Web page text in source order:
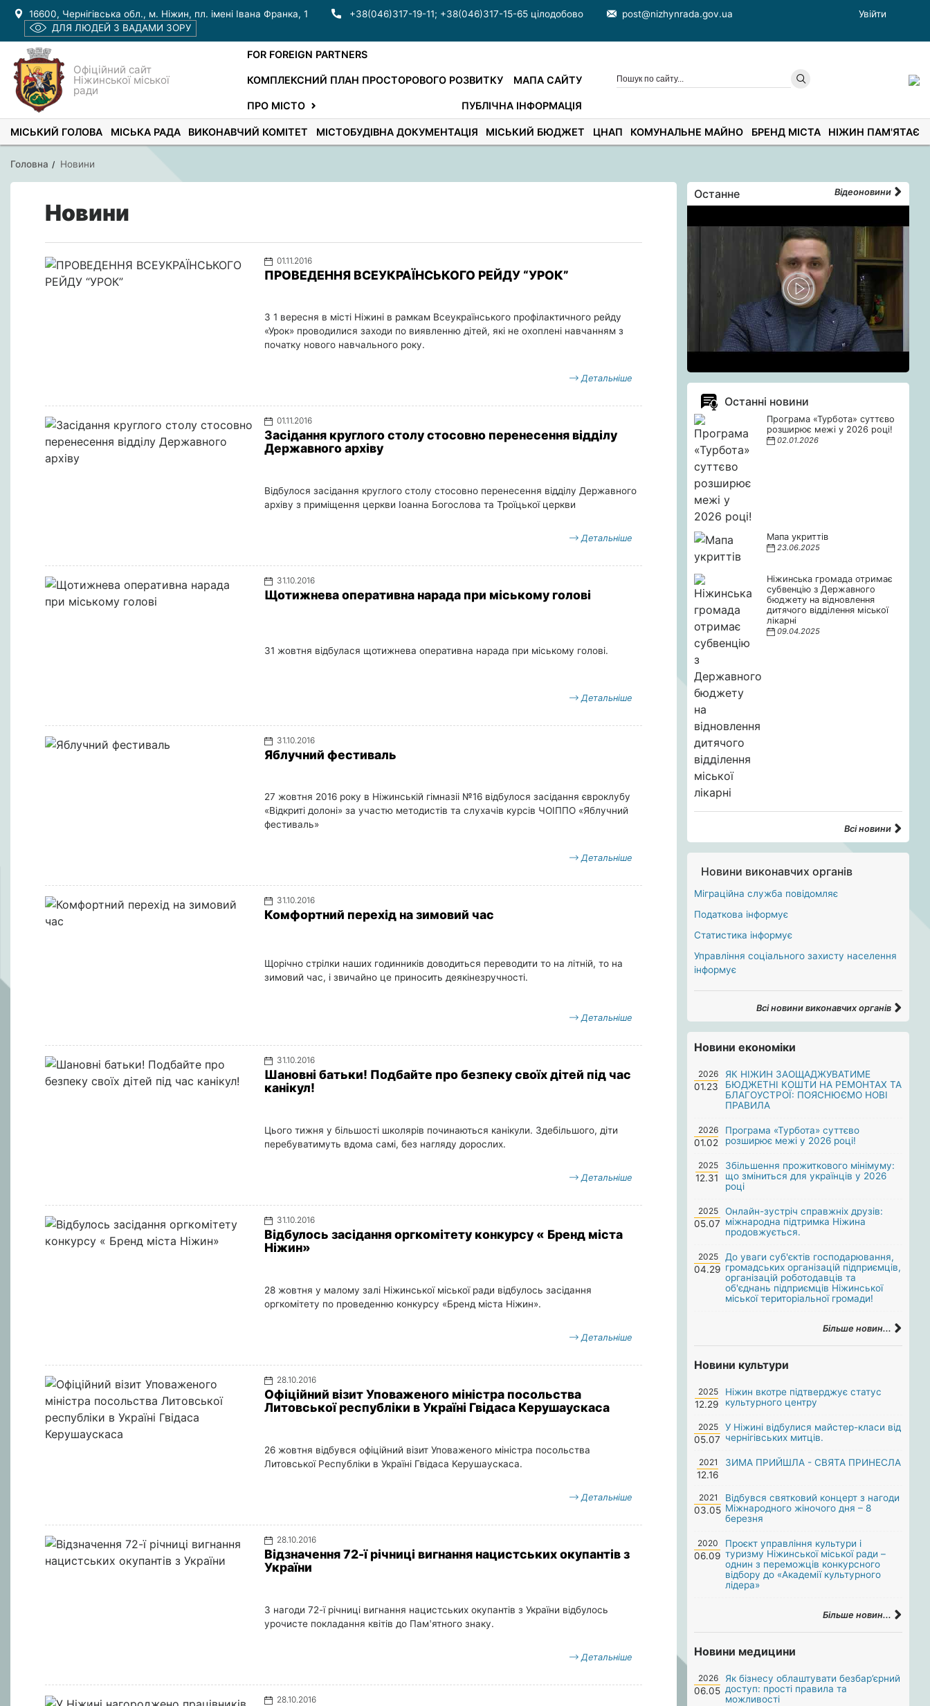
16600, Чернігівська обл., м. Ніжин, пл. імені Івана Франка, 1 +38(046)317-19-11; +38(046)317-15-65 цілодобово post@nizhynrada.gov.ua
Увійти
ДЛЯ ЛЮДЕЙ З ВАДАМИ ЗОРУ
Офіційний сайт
Ніжинської міської
ради
FOR FOREIGN PARTNERS
КОМПЛЕКСНИЙ ПЛАН ПРОСТОРОВОГО РОЗВИТКУ МАПА САЙТУ
ПРО МІСТО ПУБЛІЧНА ІНФОРМАЦІЯ
МІСЬКИЙ ГОЛОВА МІСЬКА РАДА ВИКОНАВЧИЙ КОМІТЕТ МІСТОБУДІВНА ДОКУМЕНТАЦІЯ МІСЬКИЙ БЮДЖЕТ ЦНАП КОМУНАЛЬНЕ МАЙНО БРЕНД МІСТА НІЖИН ПАМ'ЯТАЄ
Головна Новини
Новини
01.11.2016
ПРОВЕДЕННЯ ВСЕУКРАЇНСЬКОГО РЕЙДУ “УРОК”
З 1 вересня в місті Ніжині в рамкам Всеукраїнського профілактичного рейду
«Урок» проводилися заходи по виявленню дітей, які не охоплені навчанням з
початку нового навчального року.
Детальніше
01.11.2016
Засідання круглого столу стосовно перенесення відділу
Державного архіву
Відбулося засідання круглого столу стосовно перенесення відділу Державного
архіву з приміщення церкви Іоанна Богослова та Троїцької церкви
Детальніше
31.10.2016
Щотижнева оперативна нарада при міському голові
31 жовтня відбулася щотижнева оперативна нарада при міському голові.
Детальніше
31.10.2016
Яблучний фестиваль
27 жовтня 2016 року в Ніжинській гімназіі №16 відбулося засідання євроклубу
«Відкриті долоні» за участю методистів та слухачів курсів ЧОІППО «Яблучний
фестиваль»
Детальніше
31.10.2016
Комфортний перехід на зимовий час
Щорічно стрілки наших годинників доводиться переводити то на літній, то на
зимовий час, і звичайно це приносить деякінезручності.
Детальніше
31.10.2016
Шановні батьки! Подбайте про безпеку своїх дітей під час
канікул!
Цього тижня у більшості школярів починаються канікули. Здебільшого, діти
перебуватимуть вдома самі, без нагляду дорослих.
Детальніше
31.10.2016
Відбулось засідання оргкомітету конкурсу « Бренд міста
Ніжин»
28 жовтня у малому залі Ніжинської міської ради відбулось засідання
оргкомітету по проведенню конкурсу «Бренд міста Ніжин».
Детальніше
28.10.2016
Офіційний візит Уповаженого міністра посольства
Литовської республіки в Україні Гвідаса Керушаускаса
26 жовтня відбувся офіційний візит Уповаженого міністра посольства
Литовської Республіки в Україні Гвідаса Керушаускаса.
Детальніше
28.10.2016
Відзначення 72-ї річниці вигнання нацистських окупантів з
України
З нагоди 72-ї річниці вигнання нацистських окупантів з України відбулось
урочисте покладання квітів до Памʹятного знаку.
Детальніше
28.10.2016
Останне Відеоновини
Останні новини
Програма «Турбота» суттєво
розширює межі у 2026 році!
02.01.2026
Мапа укриттів
23.06.2025
Ніжинська громада отримає
субвенцію з Державного
бюджету на відновлення
дитячого відділення міської
лікарні
09.04.2025
Всі новини
Новини виконавчих органів
Міграційна служба повідомляє
Податкова інформує
Статистика інформує
Управління соціального захисту населення
інформує
Всі новини виконавчих органів
Новини економіки
2026
01.23
ЯК НІЖИН ЗАОЩАДЖУВАТИМЕ
БЮДЖЕТНІ КОШТИ НА РЕМОНТАХ ТА
БЛАГОУСТРОЇ: ПОЯСНЮЄМО НОВІ
ПРАВИЛА
2026
01.02
Програма «Турбота» суттєво
розширює межі у 2026 році!
2025
12.31
Збільшення прожиткового мінімуму:
що зміниться для українців у 2026
році
2025
05.07
Онлайн-зустріч справжніх друзів:
міжнародна підтримка Ніжина
продовжується.
2025
04.29
До уваги суб'єктів господарювання,
громадських організацій підприємців,
організацій роботодавців та
об'єднань підприємців Ніжинської
міської територіальної громади!
Більше новин...
Новини культури
2025
12.29
Ніжин вкотре підтверджує статус
культурного центру
2025
05.07
У Ніжині відбулися майстер-класи від
чернігівських митців.
2021
12.16
ЗИМА ПРИЙШЛА - СВЯТА ПРИНЕСЛА
2021
03.05
Відбувся святковий концерт з нагоди
Міжнародного жіночого дня – 8
березня
2020
06.09
Проєкт управління культури і
туризму Ніжинської міської ради –
однин з переможців конкурсного
відбору до «Академії культурного
лідера»
Більше новин...
Новини медицини
2026
06.05
Як бізнесу облаштувати безбар’єрний
доступ: прості правила та
можливості